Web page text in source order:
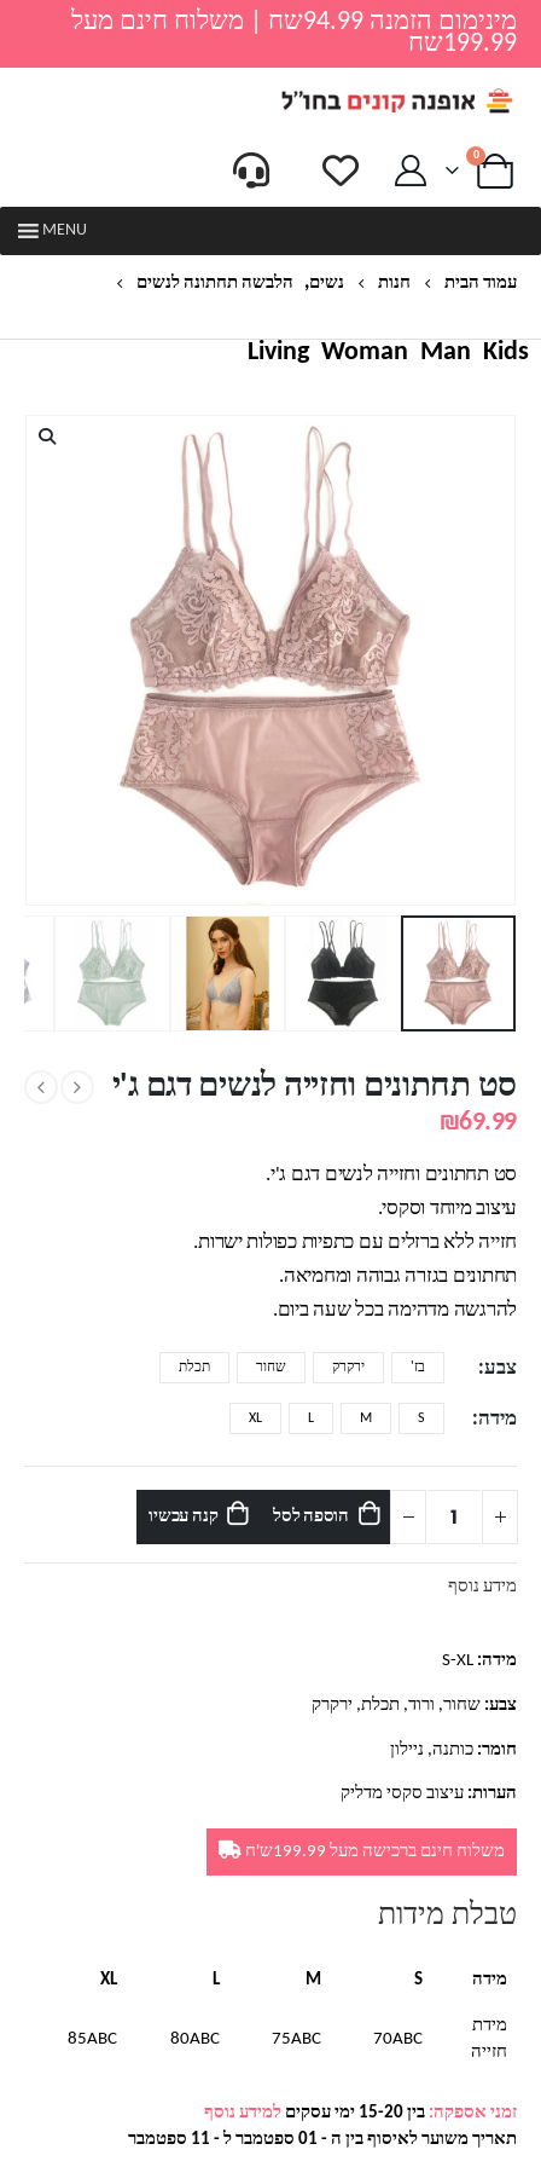
מינימום הזמנה 94.99שח | משלוח חינם מעל
199.99שח
0
MENU
עמוד הבית חנות נשים, הלבשה תחתונה לנשים
Kids
Man
Woman
Living
סט תחתונים וחזייה לנשים דגם ג'י
₪69.99
סט תחתונים וחזייה לנשים דגם ג'י.
עיצוב מיוחד וסקסי.
חזייה ללא ברזלים עם כתפיות כפולות ישרות.
תחתונים בגזרה גבוהה ומחמיאה.
להרגשה מדהימה בכל שעה ביום.
צבע בז' ירקרק שחור תכלת
מידה S
M
L
XL
הוספה לסל קנה עכשיו
מידע נוסף
מידה: S-XL
צבע: שחור, ורוד, תכלת, ירקרק
חומר: כותנה, ניילון
הערות: עיצוב סקסי מדליק
משלוח חינם ברכישה מעל 199.99ש'ח
טבלת מידות
מידה S
M
L
XL
מידת
חזייה
70ABC
75ABC
80ABC
85ABC
זמני אספקה: בין 15-20 ימי עסקים
למידע נוסף
תאריך משוער לאיסוף בין ה - 01 ספטמבר ל - 11 ספטמבר